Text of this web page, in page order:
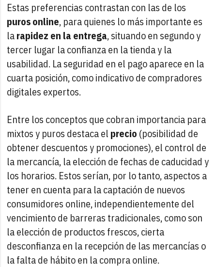
Estas preferencias contrastan con las de los
puros online, para quienes lo más importante es
larapidez en la entrega, situando en segundo y
tercer lugar la confianza en la tienda y la
usabilidad. La seguridad en el pago aparece en la
cuarta posición, como indicativo de compradores
digitales expertos.
Entre los conceptos que cobran importancia para
mixtos y puros destaca el precio (posibilidad de
obtener descuentos y promociones), el control de
la mercancía, la elección de fechas de caducidad y
los horarios. Estos serían, por lo tanto, aspectos a
tener en cuenta para la captación de nuevos
consumidores online, independientemente del
vencimiento de barreras tradicionales, como son
la elección de productos frescos, cierta
desconfianza en la recepción de las mercancías o
la falta de hábito en la compra online.